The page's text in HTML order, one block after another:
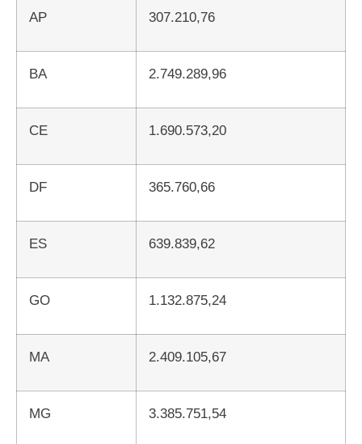
AP 307.210,76
BA 2.749.289,96
CE 1.690.573,20
DF 365.760,66
ES 639.839,62
GO 1.132.875,24
MA 2.409.105,67
MG 3.385.751,54